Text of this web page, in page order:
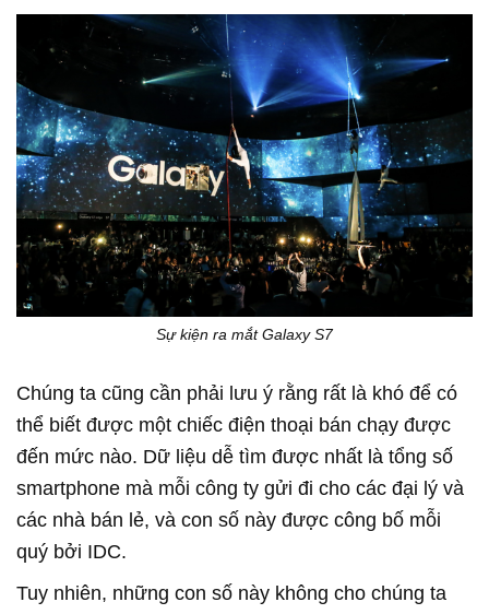
Sự kiện ra mắt Galaxy S7
Chúng ta cũng cần phải lưu ý rằng rất là khó để có
thể biết được một chiếc điện thoại bán chạy được
đến mức nào. Dữ liệu dễ tìm được nhất là tổng số
smartphone mà mỗi công ty gửi đi cho các đại lý và
các nhà bán lẻ, và con số này được công bố mỗi
quý bởi IDC.
Tuy nhiên, những con số này không cho chúng ta